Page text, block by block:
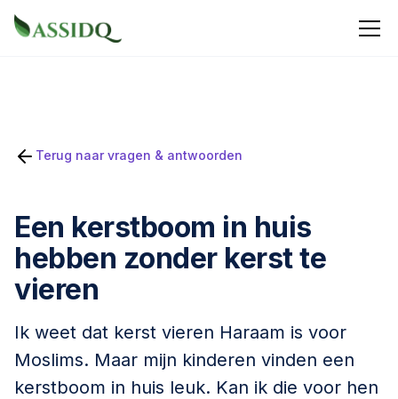
Terug naar vragen & antwoorden
Een kerstboom in huis
hebben zonder kerst te
vieren
Ik weet dat kerst vieren Haraam is voor
Moslims. Maar mijn kinderen vinden een
kerstboom in huis leuk. Kan ik die voor hen